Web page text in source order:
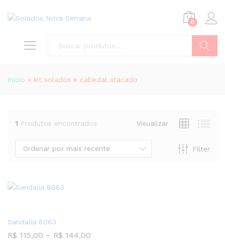
0
Início » kit solados e cabedal atacado
1 Produtos encontrados Visualizar
Filter
Ordenar por mais recente
Sandalia 8063
R$ 115,00 – R$ 144,00